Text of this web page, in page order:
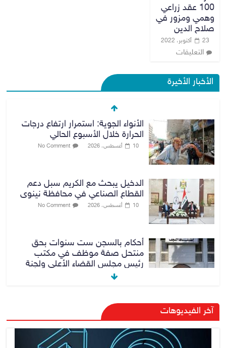
100 عقد زراعي
وهمي ومزور في
صلاح الدين
23 أكتوبر، 2022
التعليقات
الأخبار الأخيرة
الأنواء الجوية: استمرار ارتفاع درجات
الحرارة خلال الأسبوع الحالي
10 أغسطس، 2026 No Comment
الدخيل يبحث مع الكريم سبل دعم
القطاع الصناعي في محافظة نينوى
10 أغسطس، 2026 No Comment
أحكام بالسجن ست سنوات بحق
منتحل صفة موظف في مكتب
رئيس مجلس القضاء الأعلى ولجنة
مكافحة الفساد المركزية
الدخيل والكريم يفتتحان معمل
«ألبسة ولدي» للنسيج في مدينة
الموصل بعد إعادة تأهيله
10 أغسطس، 2026 No Comment
آخر الفيديوهات